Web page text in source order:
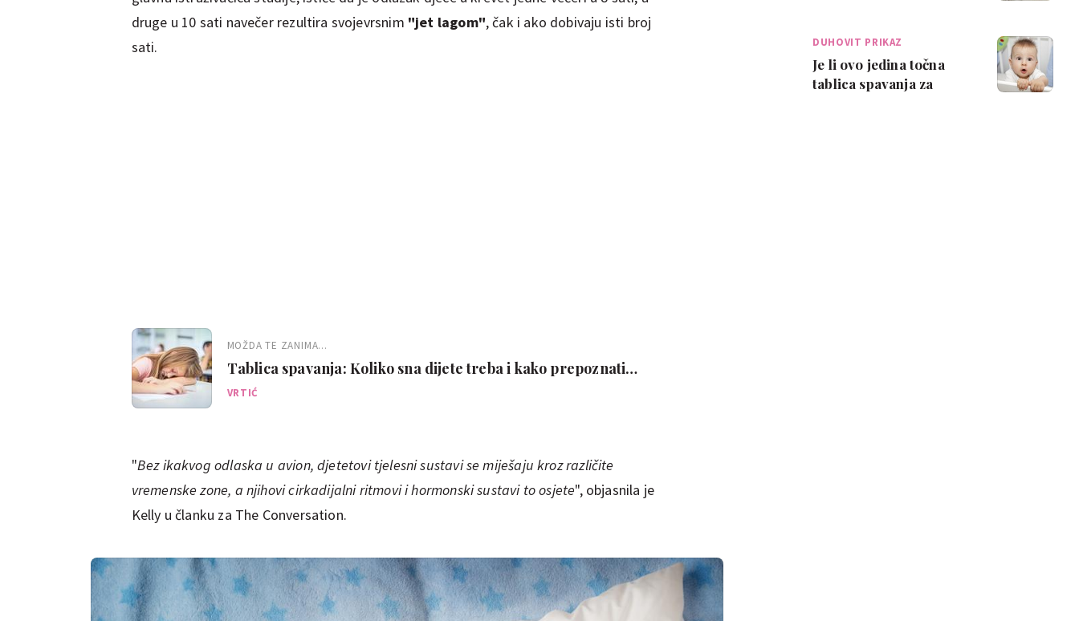
druge u 10 sati navečer rezultira svojevrsnim "jet lagom", čak i ako dobivaju isti broj
sati.
MOŽDA TE ZANIMA...
Tablica spavanja: Koliko sna dijete treba i kako prepoznati
znakove da ne spava dovoljno
VRTIĆ
"Bez ikakvog odlaska u avion, djetetovi tjelesni sustavi se miješaju kroz različite
vremenske zone, a njihovi cirkadijalni ritmovi i hormonski sustavi to osjete", objasnila je
Kelly u članku za The Conversation.
DUHOVIT PRIKAZ
Je li ovo jedina točna
tablica spavanja za